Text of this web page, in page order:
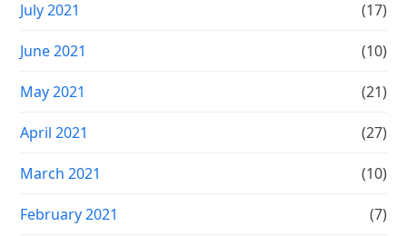
July 2021 (17)
June 2021 (10)
May 2021 (21)
April 2021 (27)
March 2021 (10)
February 2021 (7)